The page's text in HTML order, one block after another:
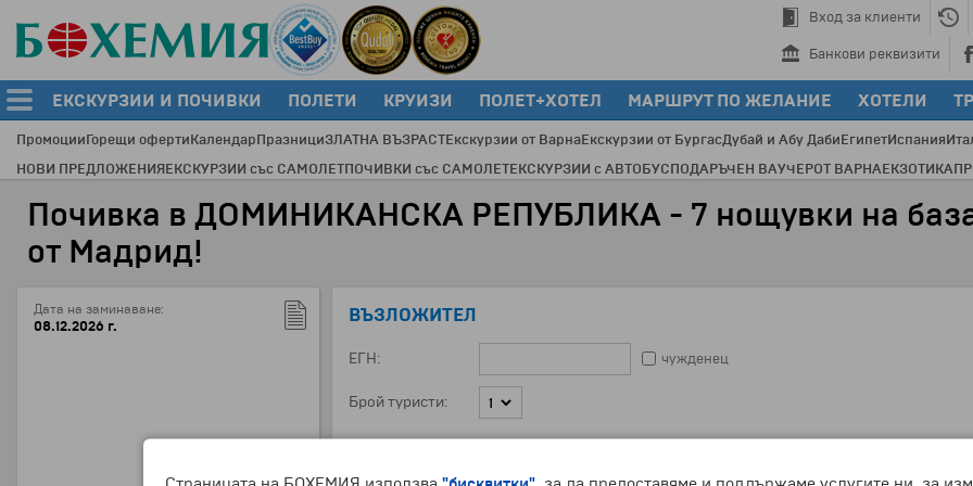
Вход за клиенти
Банкови реквизити
ЕКСКУРЗИИ И ПОЧИВКИ ПОЛЕТИ КРУИЗИ ПОЛЕТ+ХОТЕЛ МАРШРУТ ПО ЖЕЛАНИЕ ХОТЕЛИ
ПромоцииГорещи офертиКалендарПразнициЗЛАТНА ВЪЗРАСТЕкскурзии от ВарнаЕкскурзии от БургасДубай и Абу ДабиЕгипетИспания
НОВИ ПРЕДЛОЖЕНИЯЕКСКУРЗИИ със САМОЛЕТПОЧИВКИ със САМОЛЕТЕКСКУРЗИИ с АВТОБУСПОДАРЪЧЕН ВАУЧЕРОТ ВАРНАЕКЗОТИКА
Почивка в ДОМИНИКАНСКА РЕПУБЛИКА - 7 нощувки на
от Мадрид!
Дата на заминаване:
08.12.2026 г. ВЪЗЛОЖИТЕЛ
ЕГН: чужденец
Брой туристи:
ТУРИСТ №1